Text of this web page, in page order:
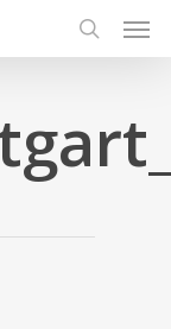
search